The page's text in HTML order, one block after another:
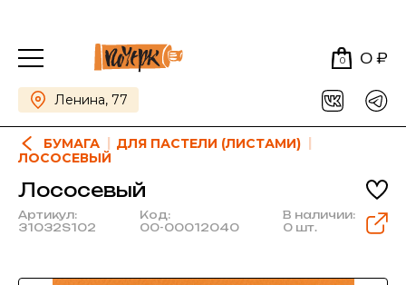
0 0 ₽
Ленина, 77
БУМАГА
ДЛЯ ПАСТЕЛИ (ЛИСТАМИ)
ЛОСОСЕВЫЙ
Лососевый
Артикул:
31032S102
Код:
00-00012040
В наличии:
0 шт.